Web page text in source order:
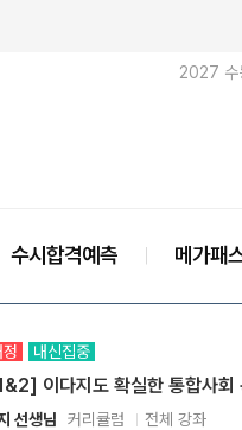
2027 수
수시합격예측 메가패
내신집중
이다지도 확실한 통합사회
선생님 커리큘럼 전체 강좌